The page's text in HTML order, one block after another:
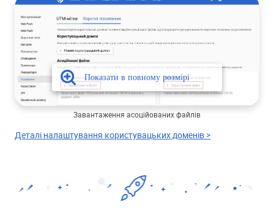
Завантаження асоційованих файлів
Деталі налаштування користувацьких доменів >